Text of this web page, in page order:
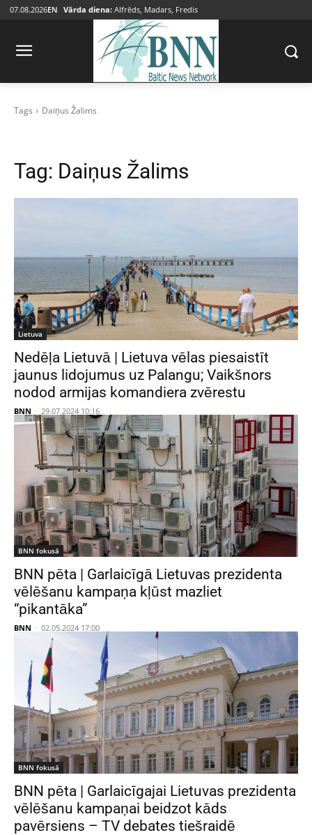
07.08.2026EN Vārda diena: Alfrēds, Madars, Fredis
Tags Daiņus Žalims
Tag: Daiņus Žalims
Lietuva
Nedēļa Lietuvā | Lietuva vēlas piesaistīt
jaunus lidojumus uz Palangu; Vaikšnors
nodod armijas komandiera zvērestu
BNN - 29.07.2024 10:16
BNN fokusā
BNN pēta | Garlaicīgā Lietuvas prezidenta
vēlēšanu kampaņa kļūst mazliet
“pikantāka”
BNN - 02.05.2024 17:00
BNN fokusā
BNN pēta | Garlaicīgajai Lietuvas prezidenta
vēlēšanu kampaņai beidzot kāds
pavērsiens – TV debates tiešraidē